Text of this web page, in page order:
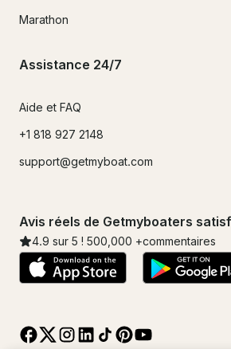
Marathon
Assistance 24/7
Aide et FAQ
+1 818 927 2148
support@getmyboat.com
Avis réels de Getmyboaters
4.9 sur 5 ! 500,000 +commentaires